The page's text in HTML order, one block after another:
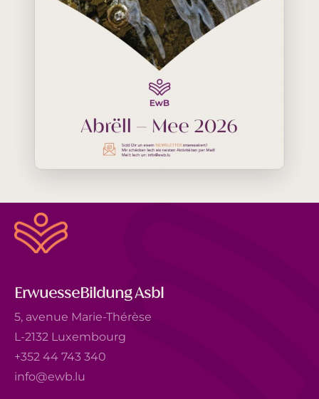
ErwuesseBildung Asbl
5, avenue Marie-Thérèse
L-2132 Luxembourg
+352 44 743 340
info@ewb.lu